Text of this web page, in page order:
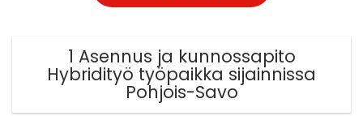
1 Asennus ja kunnossapito
Hybridityö työpaikka sijainnissa
Pohjois-Savo